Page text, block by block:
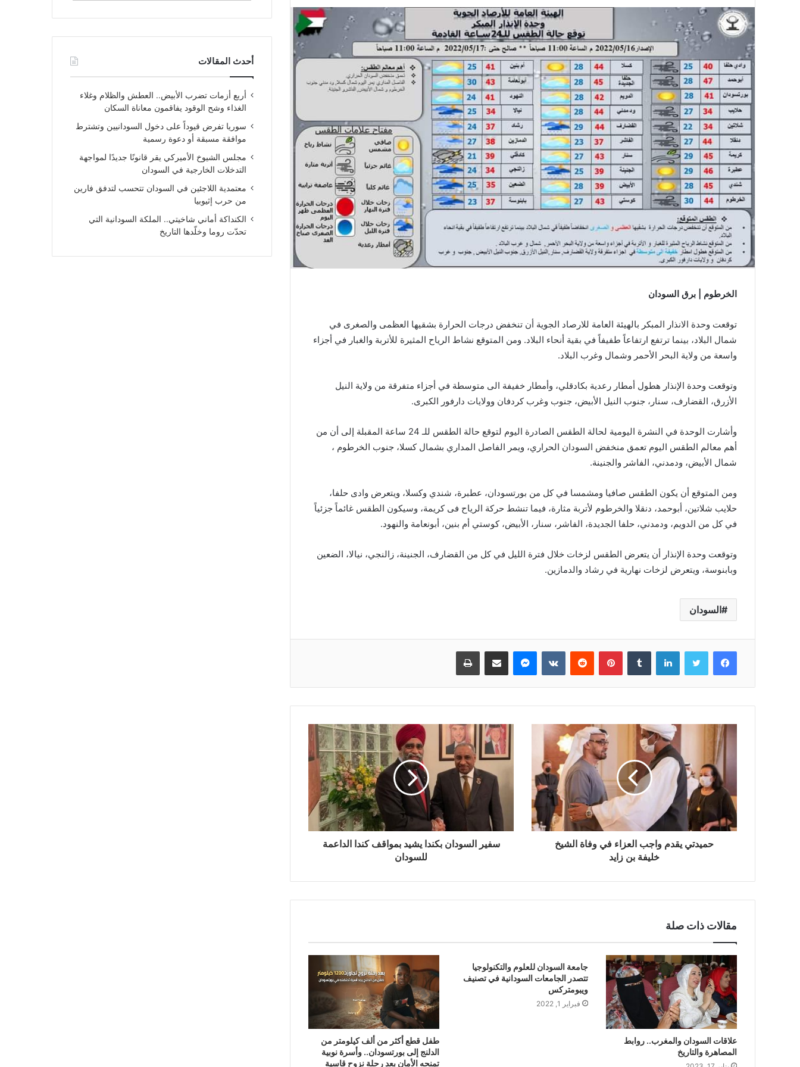
الخرطوم | برق السودان
توقعت وحدة الانذار المبكر بالهيئة العامة للارصاد الجوية أن تنخفض درجات الحرارة بشقيها العظمى والصغرى في
شمال البلاد، بينما ترتفع ارتفاعاً طفيفاً في بقية أنحاء البلاد. ومن المتوقع نشاط الرياح المثيرة للأتربة والغبار في أجزاء
واسعة من ولاية البحر الأحمر وشمال وغرب البلاد.
وتوقعت وحدة الإنذار هطول أمطار رعدية بكادقلي، وأمطار خفيفة الى متوسطة في أجزاء متفرقة من ولاية النيل
الأزرق، القضارف، سنار، جنوب النيل الأبيض، جنوب وغرب كردفان وولايات دارفور الكبرى.
وأشارت الوحدة في النشرة اليومية لحالة الطقس الصادرة اليوم لتوقع حالة الطقس للـ 24 ساعة المقبلة إلى أن من
أهم معالم الطقس اليوم تعمق منخفض السودان الحراري، ويمر الفاصل المداري بشمال كسلا، جنوب الخرطوم ،
شمال الأبيض، ودمدني، الفاشر والجنينة.
ومن المتوقع أن يكون الطقس صافيا ومشمسا في كل من بورتسودان، عطبرة، شندي وكسلا، ويتعرض وادى حلفا،
حلايب شلاتين، أبوحمد، دنقلا والخرطوم لأتربة مثارة، فيما تنشط حركة الرياح فى كريمة، وسيكون الطقس غائماً جزئياً
في كل من الدويم، ودمدني، حلفا الجديدة، الفاشر، سنار، الأبيض، كوستي أم بنين، أبونعامة والنهود.
وتوقعت وحدة الإنذار أن يتعرض الطقس لزخات خلال فترة الليل في كل من القضارف، الجنينة، زالنجي، نيالا، الضعين
وبابنوسة، ويتعرض لزخات نهارية في رشاد والدمازين.
السودان
فيسبوك تويتر لينكدإن بينتيريست ماسنجر مشاركة عبر البريد طباعة
حميدتي يقدم واجب العزاء في وفاة الشيخ
خليفة بن زايد
سفير السودان بكندا يشيد بمواقف كندا الداعمة
للسودان
مقالات ذات صلة
علاقات السودان والمغرب.. روابط
المصاهرة والتاريخ
جامعة السودان للعلوم والتكنولوجيا
تتصدر الجامعات السودانية في تصنيف
ويبومتركس
فبراير 1, 2022
طفل قطع أكثر من ألف كيلومتر من
الدلنج إلى بورتسودان.. وأسرة نوبية
تمنحه الأمان بعد رحلة نزوح قاسية
أحدث المقالات
أربع أزمات تضرب الأبيض.. العطش والظلام وغلاء
الغذاء وشح الوقود يفاقمون معاناة السكان
سوريا تفرض قيوداً على دخول السودانيين وتشترط
موافقة مسبقة أو دعوة رسمية
مجلس الشيوخ الأميركي يقر قانونًا جديدًا لمواجهة
التدخلات الخارجية في السودان
معتمدية اللاجئين في السودان تتحسب لتدفق فارين
من حرب إثيوبيا
الكنداكة أماني شاخيتي.. الملكة السودانية التي
تحدّت روما وخلّدها التاريخ